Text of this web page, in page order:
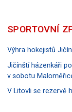
SPORTOVNÍ
Výhra hokejistů
Jičínští házenkáři
v sobotu
V Litovli se rezervě